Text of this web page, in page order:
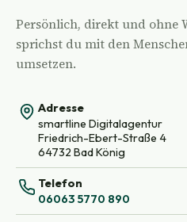
Persönlich, direkt und ohne
sprichst du mit den
umsetzen.
Adresse
smartline Digitalagentur
Friedrich-Ebert-Straße 4
64732 Bad König
Telefon
06063 5770 890